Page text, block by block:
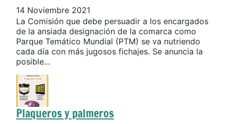
14 Noviembre 2021
La Comisión que debe persuadir a los encargados
de la ansiada designación de la comarca como
Parque Temático Mundial (PTM) se va nutriendo
cada día con más jugosos fichajes. Se anuncia la
posible...
Plaqueros y palmeros